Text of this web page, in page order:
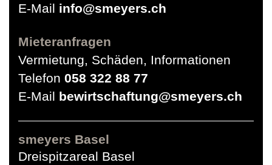
E-Mail info@smeyers.ch
Mieteranfragen
Vermietung, Schäden, Informationen
Telefon 058 322 88 77
E-Mail bewirtschaftung@smeyers.ch
smeyers Basel
Dreispitzareal Basel